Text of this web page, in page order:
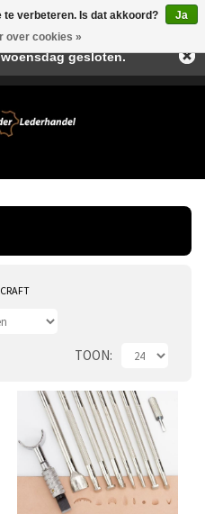
TOON
te verbeteren. Is dat akkoord?
Ja
over cookies »
zijn wij in juli en
gesloten.